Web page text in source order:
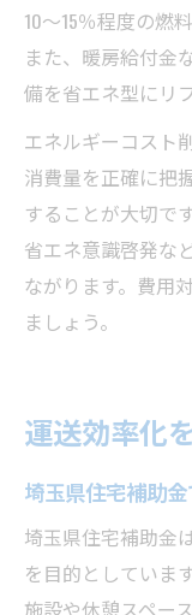
10〜15％程度の燃
また、暖房給付金
備を省エネ型にリ
エネルギーコスト
消費量を正確に把
することが大切で
省エネ意識啓発な
ながります。費用
ましょう。
運送効率化
埼玉県住宅補助
埼玉県住宅補助金
を目的としていま
施設や休憩スペー